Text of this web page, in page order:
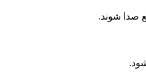
صدا شوند.